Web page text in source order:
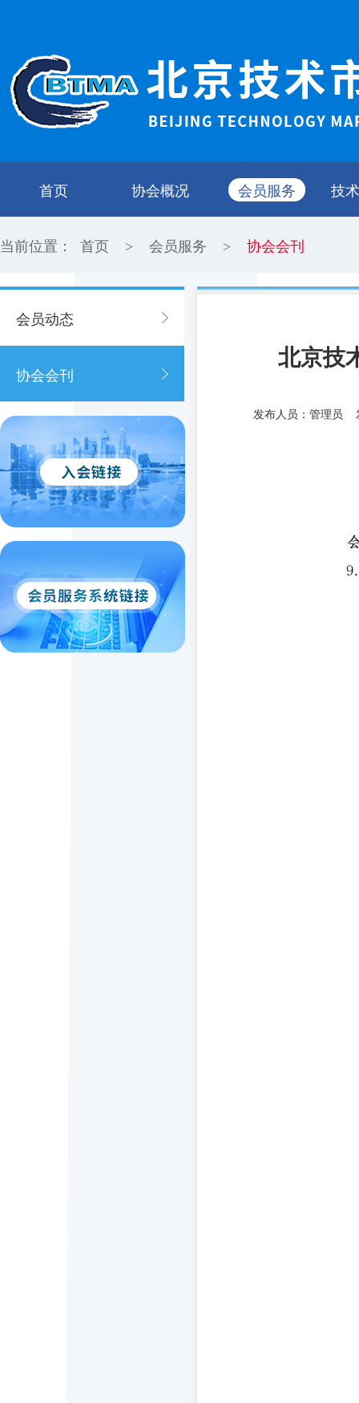
首页 协会概况 会员服务 技
当前位置： 首页 > 会员服务 > 协会会刊
会员动态
协会会刊
北京技
发布人员：管理员